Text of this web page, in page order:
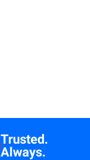
Trusted.
Always.